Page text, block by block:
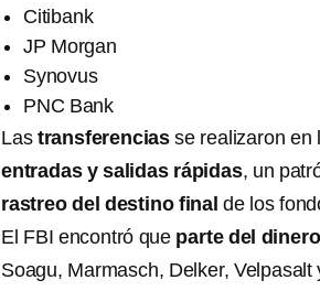
Citibank
JP Morgan
Synovus
PNC Bank
Lastransferencias se realizaron en
entradas y salidas rápidas, un
rastreo del destino finalde los
El FBI encontró que parte del dinero
Soagu, Marmasch, Delker,